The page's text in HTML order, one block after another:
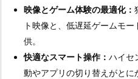
映像とゲーム体験の最適化：
ト映像と、低遅延ゲームモ
供。
快適なスマート操作： ハイセ
動やアプリの切り替えがとに